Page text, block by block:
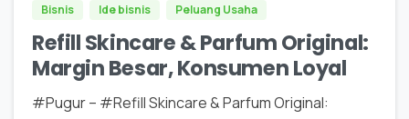
Bisnis Ide bisnis Peluang Usaha
Refill Skincare & Parfum Original:
Margin Besar, Konsumen Loyal
#Pugur – #Refill Skincare & Parfum Original: